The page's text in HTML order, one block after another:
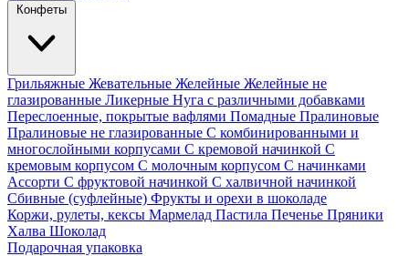
Конфеты
Грильяжные Жевательные Желейные Желейные не
глазированные Ликерные Нуга с различными добавками
Переслоенные, покрытые вафлями Помадные Пралиновые
Пралиновые не глазированные С комбинированными и
многослойными корпусами С кремовой начинкой С
кремовым корпусом С молочным корпусом С начинками
Ассорти С фруктовой начинкой С халвичной начинкой
Сбивные (суфлейные) Фрукты и орехи в шоколаде
Коржи, рулеты, кексы Мармелад Пастила Печенье Пряники
Халва Шоколад
Подарочная упаковка